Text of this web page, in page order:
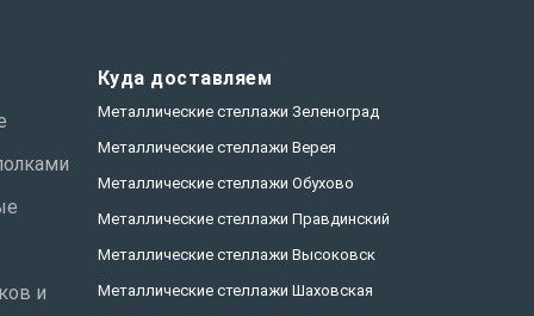
и
Куда доставляем
Металлические стеллажи Зеленоград
Металлические стеллажи Верея
Металлические стеллажи Обухово
Металлические стеллажи Правдинский
Металлические стеллажи Высоковск
Металлические стеллажи Шаховская